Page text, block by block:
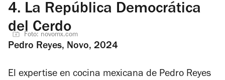
4. La República Democrática
del Cerdo
Foto: novomx.com
Pedro Reyes, Novo, 2024
El expertise en cocina mexicana de Pedro Reyes